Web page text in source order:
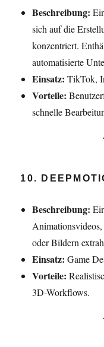
Beschreibung:
sich auf die
konzentriert.
automatisierte
Einsatz: TikTok,
Vorteile:
schnelle
10.
Beschreibung:
oder Bildern
Einsatz: Game
Vorteile:
3D-Workflows.